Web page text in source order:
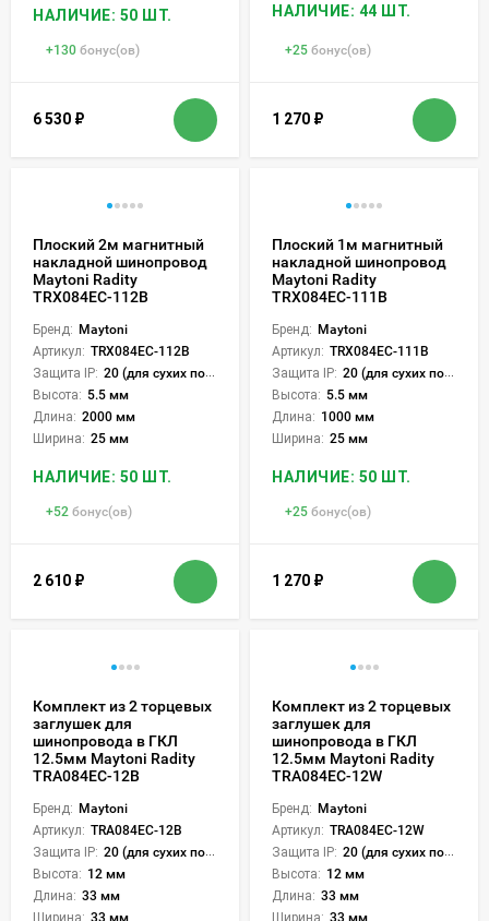
НАЛИЧИЕ: 50 ШТ.
+130 бонус(ов)
6 530 ₽
НАЛИЧИЕ: 44 ШТ.
+25 бонус(ов)
1 270 ₽
Плоский 2м магнитный
накладной шинопровод
Maytoni Radity
TRX084EC-112B
Бренд: Maytoni
Артикул: TRX084EC-112B
Защита IP: 20 (для сухих пом.)
Высота: 5.5 мм
Длина: 2000 мм
Ширина: 25 мм
НАЛИЧИЕ: 50 ШТ.
+52 бонус(ов)
2 610 ₽
Плоский 1м магнитный
накладной шинопровод
Maytoni Radity
TRX084EC-111B
Бренд: Maytoni
Артикул: TRX084EC-111B
Защита IP: 20 (для сухих пом.)
Высота: 5.5 мм
Длина: 1000 мм
Ширина: 25 мм
НАЛИЧИЕ: 50 ШТ.
+25 бонус(ов)
1 270 ₽
Комплект из 2 торцевых
заглушек для
шинопровода в ГКЛ
12.5мм Maytoni Radity
TRA084EC-12B
Бренд: Maytoni
Артикул: TRA084EC-12B
Защита IP: 20 (для сухих пом.)
Высота: 12 мм
Длина: 33 мм
Ширина: 33 мм
Комплект из 2 торцевых
заглушек для
шинопровода в ГКЛ
12.5мм Maytoni Radity
TRA084EC-12W
Бренд: Maytoni
Артикул: TRA084EC-12W
Защита IP: 20 (для сухих пом.)
Высота: 12 мм
Длина: 33 мм
Ширина: 33 мм